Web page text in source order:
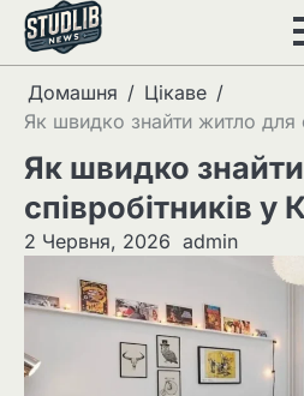
Перейти
вмісту
Домашня
Цікаве
Як швидко знайти житло для
Як швидко
співробітників у
2 Червня, 2026 admin